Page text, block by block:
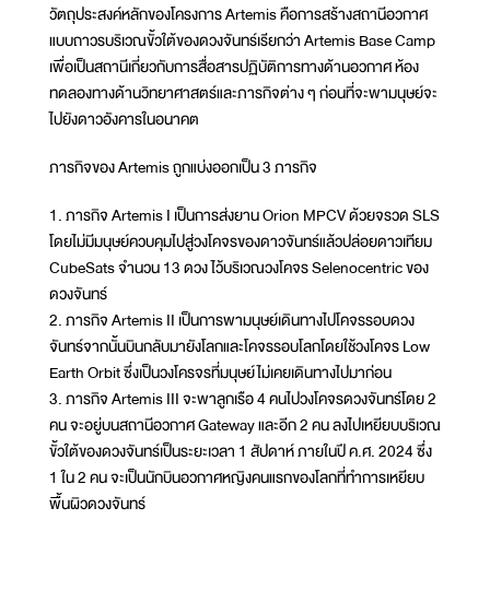
วัตถุประสงค์หลักของโครงการ Artemis คือการสร้างสถานีอวกาศ
แบบถาวรบริเวณขั้วใต้ของดวงจันทร์เรียกว่า Artemis Base Camp
เพื่อเป็นสถานีเกี่ยวกับการสื่อสารปฏิบัติการทางด้านอวกาศ ห้อง
ทดลองทางด้านวิทยาศาสตร์และภารกิจต่าง ๆ ก่อนที่จะพามนุษย์จะ
ไปยังดาวอังคารในอนาคต
ภารกิจของ Artemis ถูกแบ่งออกเป็น 3 ภารกิจ
1. ภารกิจ Artemis I เป็นการส่งยาน Orion MPCV ด้วยจรวด SLS
โดยไม่มีมนุษย์ควบคุมไปสู่วงโคจรของดาวจันทร์แล้วปล่อยดาวเทียม
CubeSats จำนวน 13 ดวง ไว้บริเวณวงโคจร Selenocentric ของ
ดวงจันทร์
2. ภารกิจ Artemis II เป็นการพามนุษย์เดินทางไปโคจรรอบดวง
จันทร์จากนั้นบินกลับมายังโลกและโคจรรอบโลกโดยใช้วงโคจร Low
Earth Orbit ซึ่งเป็นวงโครจรที่มนุษย์ไม่เคยเดินทางไปมาก่อน
3. ภารกิจ Artemis III จะพาลูกเรือ 4 คนไปวงโคจรดวงจันทร์โดย 2
คน จะอยู่บนสถานีอวกาศ Gateway และอีก 2 คน ลงไปเหยียบบริเวณ
ขั้วใต้ของดวงจันทร์เป็นระยะเวลา 1 สัปดาห์ ภายในปี ค.ศ. 2024 ซึ่ง
1 ใน 2 คน จะเป็นนักบินอวกาศหญิงคนแรกของโลกที่ทำการเหยียบ
พื้นผิวดวงจันทร์